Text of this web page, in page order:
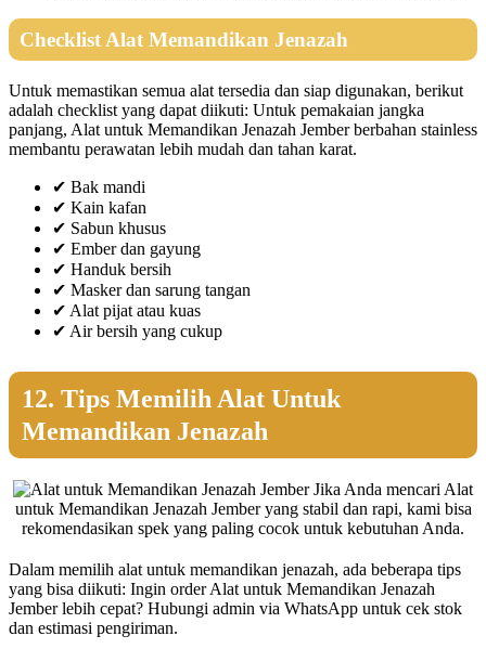
Checklist Alat Memandikan Jenazah
Untuk memastikan semua alat tersedia dan siap digunakan, berikut
adalah checklist yang dapat diikuti: Untuk pemakaian jangka
panjang, Alat untuk Memandikan Jenazah Jember berbahan stainless
membantu perawatan lebih mudah dan tahan karat.
✔ Bak mandi
✔ Kain kafan
✔ Sabun khusus
✔ Ember dan gayung
✔ Handuk bersih
✔ Masker dan sarung tangan
✔ Alat pijat atau kuas
✔ Air bersih yang cukup
12. Tips Memilih Alat Untuk
Memandikan Jenazah
Jika Anda mencari Alat
untuk Memandikan Jenazah Jember yang stabil dan rapi, kami bisa
rekomendasikan spek yang paling cocok untuk kebutuhan Anda.
Dalam memilih alat untuk memandikan jenazah, ada beberapa tips
yang bisa diikuti: Ingin order Alat untuk Memandikan Jenazah
Jember lebih cepat? Hubungi admin via WhatsApp untuk cek stok
dan estimasi pengiriman.